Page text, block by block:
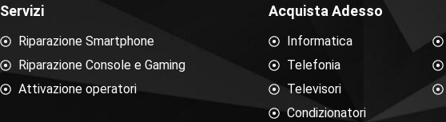
Servizi
Riparazione Smartphone
Riparazione Console e Gaming
Attivazione operatori
Acquista Adesso
Informatica
Telefonia
Televisori
Condizionatori